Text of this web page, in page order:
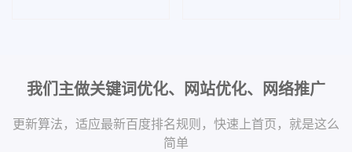
我们主做关键词优化、网站优化、网络推广
更新算法，适应最新百度排名规则，快速上首页，就是这么
简单